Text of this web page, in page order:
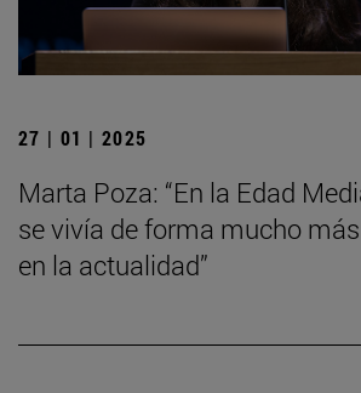
27 | 01 | 2025
Marta Poza: “En la Edad
se vivía de forma mucho
en la actualidad”